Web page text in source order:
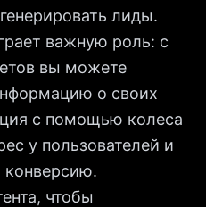
лиды.
важную роль: с
вы можете
о своих
с помощью колеса
у пользователей и
конверсию.
чтобы